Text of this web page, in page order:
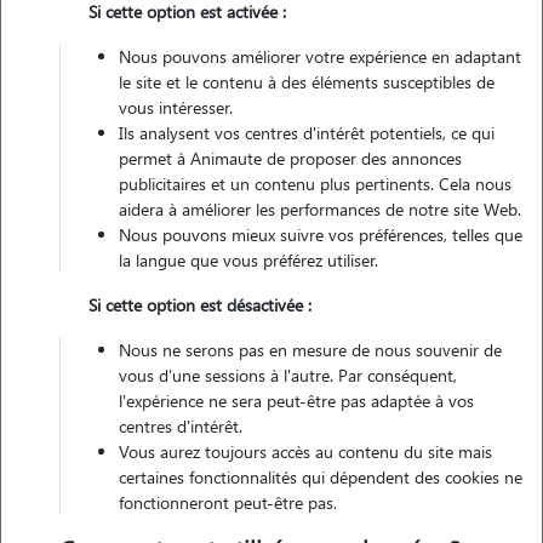
Pas d'animaux Maison
Non véhiculé
Gardes réalisées
Contacter
L'envoi d'une demande est sans engagement
Si cette option est activée :
Nous pouvons améliorer votre expérience en adaptant
le site et le contenu à des éléments susceptibles de
vous intéresser.
Ils analysent vos centres d'intérêt potentiels, ce qui
permet à Animaute de proposer des annonces
publicitaires et un contenu plus pertinents. Cela nous
aidera à améliorer les performances de notre site Web.
Nous pouvons mieux suivre vos préférences, telles que
la langue que vous préférez utiliser.
Si cette option est désactivée :
Nous ne serons pas en mesure de nous souvenir de
vous d'une sessions à l'autre. Par conséquent,
l'expérience ne sera peut-être pas adaptée à vos
centres d'intérêt.
Vous aurez toujours accès au contenu du site mais
certaines fonctionnalités qui dépendent des cookies ne
fonctionneront peut-être pas.